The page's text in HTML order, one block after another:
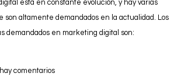
está en constante evolución, y hay varias
son altamente demandados en la actualidad. Los
demandados en marketing digital son:
hay comentarios